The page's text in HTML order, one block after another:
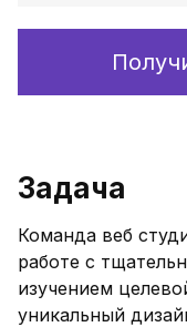
Задача
Команда веб
работе с
изучением
уникальный